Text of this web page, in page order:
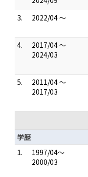
3.
2022/04 ～
4.
2017/04 ～
2024/03
5.
2011/04 ～
2017/03
学歴
1.
1997/04～
2000/03